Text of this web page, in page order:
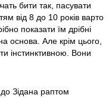
бити так, пасувати
від 8 до 10 років варто
показати їм дрібні
основа. Але крім цього,
інстинктивною. Вони
Зідана раптом